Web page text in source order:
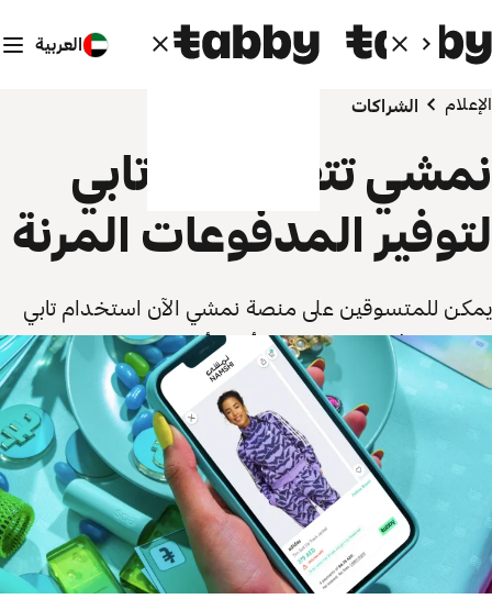
العربية
الإعلام الشراكات
نمشي تتعاون مع تابي
لتوفير المدفوعات المرنة
يمكن للمتسوقين على منصة نمشي الآن استخدام تابي
لتقسيط دفعاتهم على مدى أربعة أشهر.